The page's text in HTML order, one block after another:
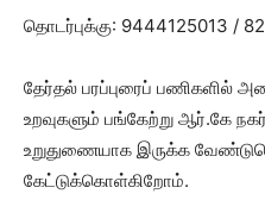
தொடர்புக்கு: 9444125013 /
தேர்தல் பரப்புரைப் பணிகளில்
உறவுகளும் பங்கேற்று ஆர்.கே
உறுதுணையாக இருக்க
கேட்டுக்கொள்கிறோம்.